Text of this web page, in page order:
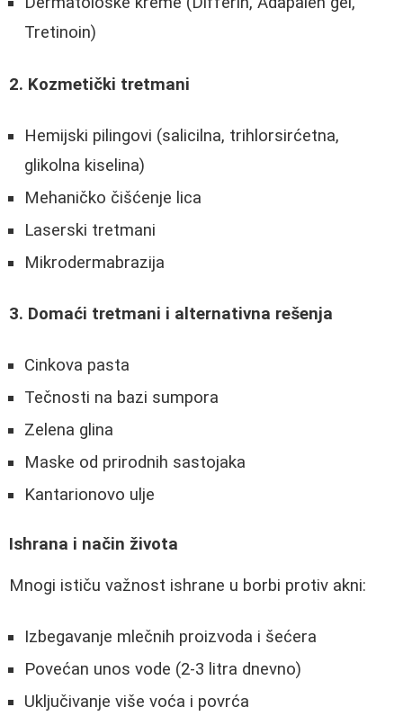
Tretinoin)
2. Kozmetički tretmani
Hemijski pilingovi (salicilna, trihlorsirćetna,
glikolna kiselina)
Mehaničko čišćenje lica
Laserski tretmani
Mikrodermabrazija
3. Domaći tretmani i alternativna rešenja
Cinkova pasta
Tečnosti na bazi sumpora
Zelena glina
Maske od prirodnih sastojaka
Kantarionovo ulje
Ishrana i način života
Mnogi ističu važnost ishrane u borbi protiv akni:
Izbegavanje mlečnih proizvoda i šećera
Povećan unos vode (2-3 litra dnevno)
Uključivanje više voća i povrća